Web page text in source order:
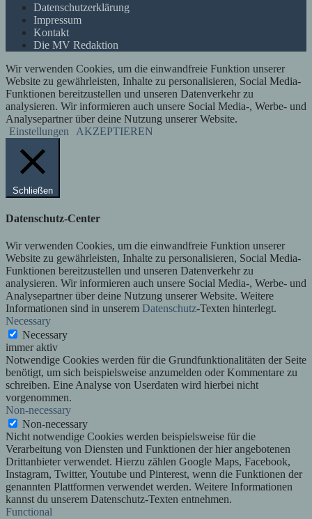
Datenschutzerklärung
Impressum
Kontakt
Die MV Redaktion
Wir verwenden Cookies, um die einwandfreie Funktion unserer
Website zu gewährleisten, Inhalte zu personalisieren, Social Media-
Funktionen bereitzustellen und unseren Datenverkehr zu
analysieren. Wir informieren auch unsere Social Media-, Werbe- und
Analysepartner über deine Nutzung unserer Website.
Einstellungen
AKZEPTIEREN
Schließen
Datenschutz-Center
Wir verwenden Cookies, um die einwandfreie Funktion unserer
Website zu gewährleisten, Inhalte zu personalisieren, Social Media-
Funktionen bereitzustellen und unseren Datenverkehr zu
analysieren. Wir informieren auch unsere Social Media-, Werbe- und
Analysepartner über deine Nutzung unserer Website. Weitere
Informationen sind in unserem Datenschutz-Texten hinterlegt.
Necessary
Necessary
immer aktiv
Notwendige Cookies werden für die Grundfunktionalitäten der Seite
benötigt, um sich beispielsweise anzumelden oder Kommentare zu
schreiben. Eine Analyse von Userdaten wird hierbei nicht
vorgenommen.
Non-necessary
Non-necessary
Nicht notwendige Cookies werden beispielsweise für die
Verarbeitung von Diensten und Funktionen der hier angebotenen
Drittanbieter verwendet. Hierzu zählen Google Maps, Facebook,
Instagram, Twitter, Youtube und Pinterest, wenn die Funktionen der
genannten Plattformen verwendet werden. Weitere Informationen
kannst du unserem Datenschutz-Texten entnehmen.
Functional